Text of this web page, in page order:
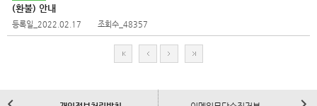
(환불) 안내
등록일_2022.02.17 조회수_48357
처
이
다
마
다